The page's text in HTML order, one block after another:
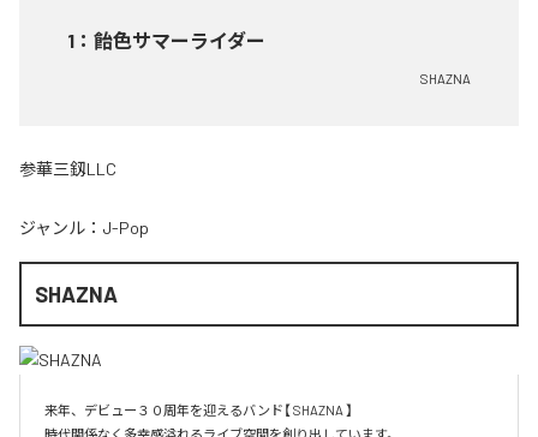
1 ： 飴色サマーライダー
SHAZNA
参華三釼LLC
ジャンル： J-Pop
SHAZNA
来年、デビュー３０周年を迎えるバンド【 SHAZNA 】